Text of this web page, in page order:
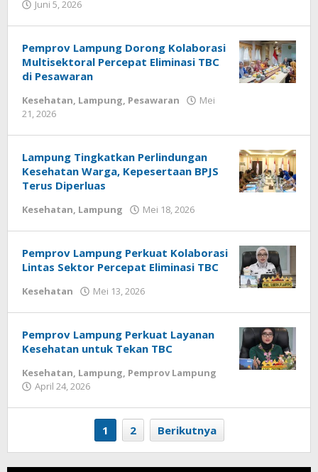
Juni 5, 2026
Pemprov Lampung Dorong Kolaborasi
Multisektoral Percepat Eliminasi TBC
di Pesawaran
Kesehatan, Lampung, Pesawaran
Mei
21, 2026
Lampung Tingkatkan Perlindungan
Kesehatan Warga, Kepesertaan BPJS
Terus Diperluas
Kesehatan, Lampung Mei 18, 2026
Pemprov Lampung Perkuat Kolaborasi
Lintas Sektor Percepat Eliminasi TBC
Kesehatan Mei 13, 2026
Pemprov Lampung Perkuat Layanan
Kesehatan untuk Tekan TBC
Kesehatan, Lampung, Pemprov Lampung
April 24, 2026
1 2 Berikutnya